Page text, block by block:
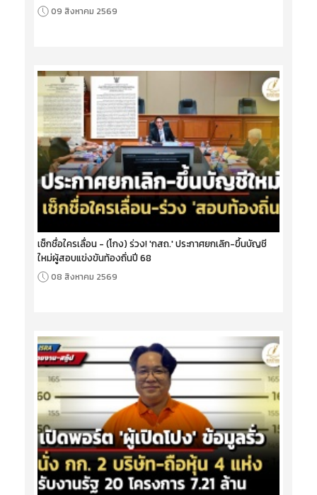
09 สิงหาคม 2569
เช็กชื่อใครเลื่อน - (โกง) ร่วง! 'กสถ.' ประกาศยกเลิก-ขึ้นบัญชี
ใหม่ผู้สอบแข่งขันท้องถิ่นปี 68
08 สิงหาคม 2569